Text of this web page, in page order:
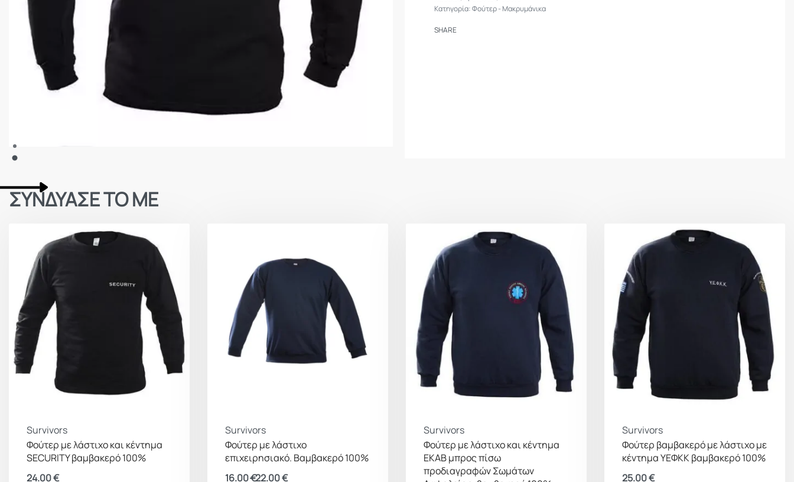
Κατηγορία:Φούτερ - Μακρυμάνικα
SHARE
ΣΥΝΔΥΑΣΕ ΤΟ ΜΕ
Survivors
Φούτερ με λάστιχο και κέντημα
SECURITY βαμβακερό 100%
24.00€
Survivors
Φούτερ με λάστιχο
επιχειρησιακό. Βαμβακερό 100%
16.00€22.00€
Survivors
Φούτερ με λάστιχο και κέντημα
ΕΚΑΒ μπρος πίσω
προδιαγραφών Σωμάτων
Survivors
Φούτερ βαμβακερό με λάστιχο με
κέντημα ΥΕΦΚΚ βαμβακερό 100%
25.00€